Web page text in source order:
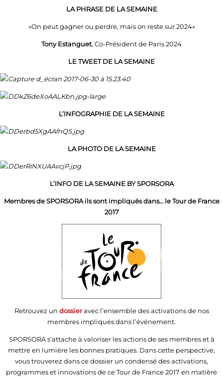
LA PHRASE DE LA SEMAINE
«On peut gagner ou perdre, mais on reste sur 2024»
Tony Estanguet, Co-Président de Paris 2024
LE TWEET DE LA SEMAINE
L’INFOGRAPHIE DE LA SEMAINE
LA PHOTO DE LA SEMAINE
L’INFO DE LA SEMAINE BY SPORSORA
Membres de SPORSORA ils sont impliqués dans… le Tour de France
2017
Retrouvez un dossier avec l’ensemble des activations de nos
membres impliqués dans l’événement.
SPORSORA s’attache à valoriser les actions de ses membres et à
mettre en lumière les bonnes pratiques. Dans cette perspective,
vous trouverez dans ce dossier un condensé des activations,
programmes et innovations de ce Tour de France 2017 en matière